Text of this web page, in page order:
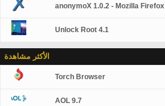
anonymoX 1.0.2 - Mozilla Firefox
Unlock Root 4.1
الأكثر مشاهدة
Torch Browser
AOL 9.7